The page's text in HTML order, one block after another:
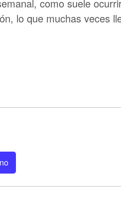
como suele
lo que muchas veces